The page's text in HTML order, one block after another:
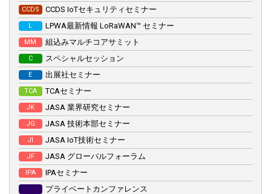
CCDS CCDS IoTセキュリティセミナー
L LPWA最新情報 LoRaWAN™ セミナー
MM 組込みマルチコアサミット
C スペシャルセッション
E 出展社セミナー
TCA TCAセミナー
JK JASA 業界研究セミナー
JG JASA 技術本部セミナー
JI JASA IoT技術セミナー
JF JASA グローバルフォーラム
IPA
IPAセミナー
プライベートカンファレンス
名古屋開催展
来場者マイページ
来場事前登録はこちら
マッチングシステム
出展社専用サイト